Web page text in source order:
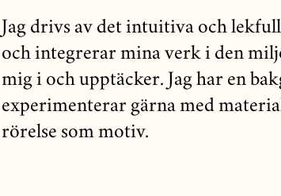
Jag drivs av det intuitiva och
och integrerar mina verk i den
mig i och upptäcker. Jag har en
experimenterar gärna med
rörelse som motiv.